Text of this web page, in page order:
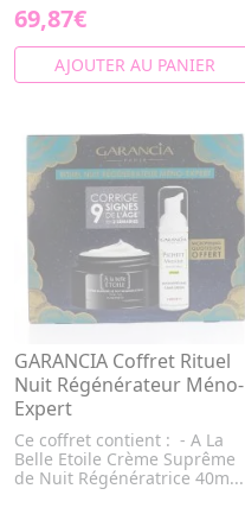
69,87€
AJOUTER AU PANIER
GARANCIA Coffret Rituel
Nuit Régénérateur Méno-
Expert
Ce coffret contient : - A La
Belle Etoile Crème Suprême
de Nuit Régénératrice 40m...